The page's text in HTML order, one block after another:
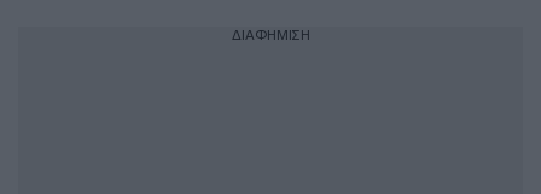
ΔΙΑΦΗΜΙΣΗ